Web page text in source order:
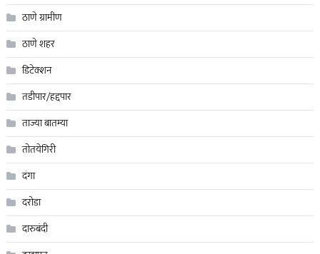
ठाणे ग्रामीण
ठाणे शहर
डिटेक्शन
तडीपार/हद्दपार
ताज्या बातम्या
तोतयेगिरी
दंगा
दरोडा
दारुबंदी